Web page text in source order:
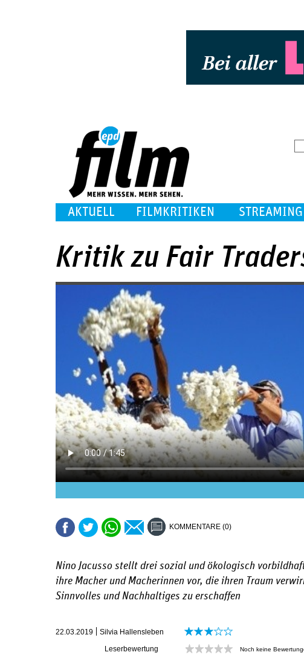
AKTUELL FILMKRITIKEN STREAMING
Kritik zu Fair
KOMMENTARE (0)
Nino Jacusso stellt drei sozial und ökologisch
ihre Macher und Macherinnen vor, die ihren Traum
Sinnvolles und Nachhaltiges zu erschaffen
22.03.2019
Silvia Hallensleben
Leserbewertung
Noch keine